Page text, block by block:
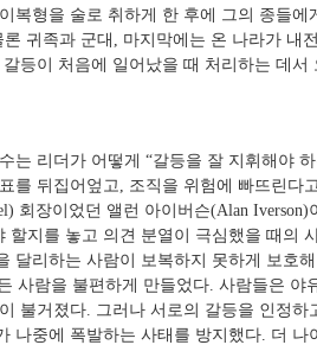
복형을 술로 취하게 한 후에 그의 종들에
귀족과 군대, 마지막에는 온 나라가 내
등이 처음에 일어났을 때 처리하는 데서
리더가 어떻게 “갈등을 잘 지휘해야
를 뒤집어엎고, 조직을 위험에 빠뜨린다
회장이었던 앨런 아이버슨(Alan Iverson)
지를 놓고 의견 분열이 극심했을 때의
달리하는 사람이 보복하지 못하게 보호
사람을 불편하게 만들었다. 사람들은 야
불거졌다. 그러나 서로의 갈등을 인정하
나중에 폭발하는 사태를 방지했다. 더 나